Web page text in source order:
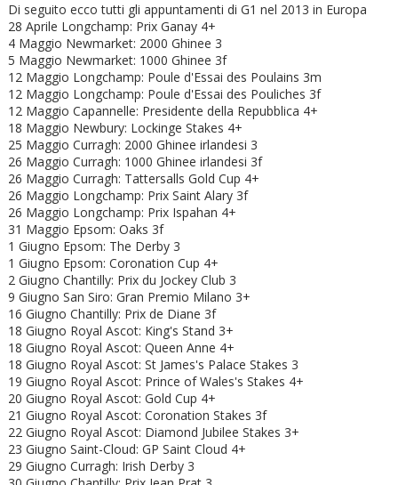
Di seguito ecco tutti gli appuntamenti di G1 nel 2013 in Europa
28 Aprile Longchamp: Prix Ganay 4+
4 Maggio Newmarket: 2000 Ghinee 3
5 Maggio Newmarket: 1000 Ghinee 3f
12 Maggio Longchamp: Poule d'Essai des Poulains 3m
12 Maggio Longchamp: Poule d'Essai des Pouliches 3f
12 Maggio Capannelle: Presidente della Repubblica 4+
18 Maggio Newbury: Lockinge Stakes 4+
25 Maggio Curragh: 2000 Ghinee irlandesi 3
26 Maggio Curragh: 1000 Ghinee irlandesi 3f
26 Maggio Curragh: Tattersalls Gold Cup 4+
26 Maggio Longchamp: Prix Saint Alary 3f
26 Maggio Longchamp: Prix Ispahan 4+
31 Maggio Epsom: Oaks 3f
1 Giugno Epsom: The Derby 3
1 Giugno Epsom: Coronation Cup 4+
2 Giugno Chantilly: Prix du Jockey Club 3
9 Giugno San Siro: Gran Premio Milano 3+
16 Giugno Chantilly: Prix de Diane 3f
18 Giugno Royal Ascot: King's Stand 3+
18 Giugno Royal Ascot: Queen Anne 4+
18 Giugno Royal Ascot: St James's Palace Stakes 3
19 Giugno Royal Ascot: Prince of Wales's Stakes 4+
20 Giugno Royal Ascot: Gold Cup 4+
21 Giugno Royal Ascot: Coronation Stakes 3f
22 Giugno Royal Ascot: Diamond Jubilee Stakes 3+
23 Giugno Saint-Cloud: GP Saint Cloud 4+
29 Giugno Curragh: Irish Derby 3